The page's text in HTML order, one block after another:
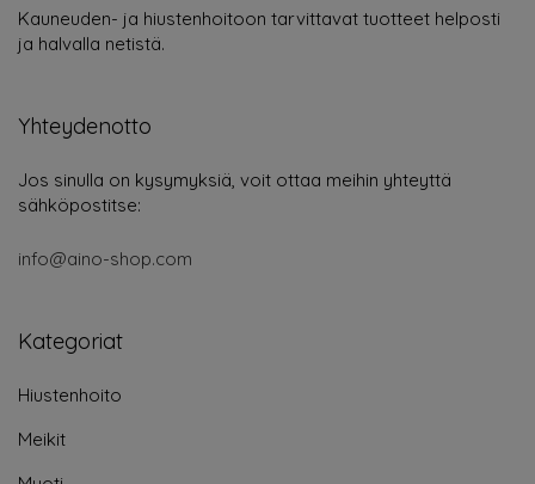
Kauneuden- ja hiustenhoitoon tarvittavat tuotteet helposti
ja halvalla netistä.
Yhteydenotto
Jos sinulla on kysymyksiä, voit ottaa meihin yhteyttä
sähköpostitse:
info@aino-shop.com
Kategoriat
Hiustenhoito
Meikit